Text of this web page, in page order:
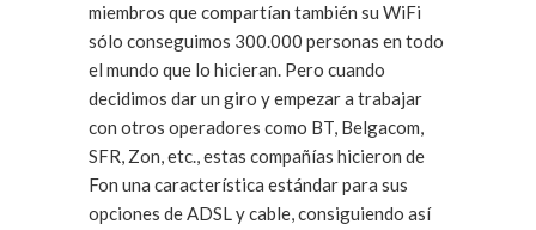
miembros que compartían también su WiFi
sólo conseguimos 300.000 personas en todo
el mundo que lo hicieran. Pero cuando
decidimos dar un giro y empezar a trabajar
con otros operadores como BT, Belgacom,
SFR, Zon, etc., estas compañías hicieron de
Fon una característica estándar para sus
opciones de ADSL y cable, consiguiendo así